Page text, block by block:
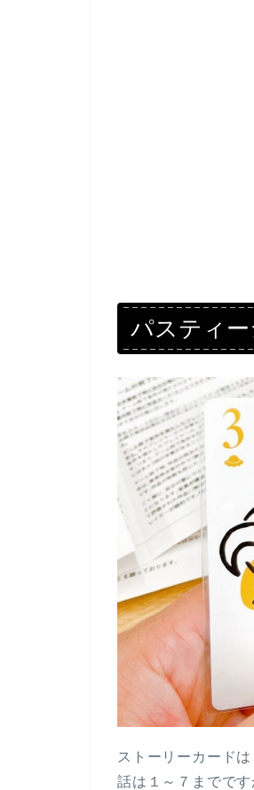
パスティ
ストーリーカード
話は１～７までで